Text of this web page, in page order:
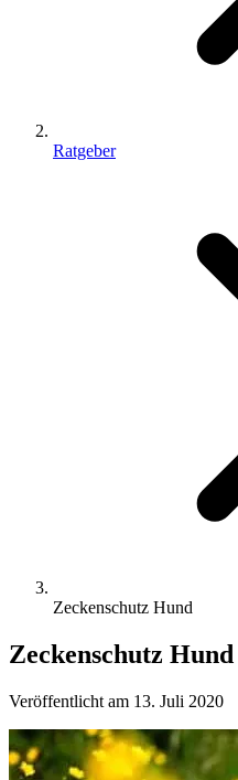
Ratgeber
Zeckenschutz Hund
Zeckenschutz Hund
Veröffentlicht am 13. Juli 2020